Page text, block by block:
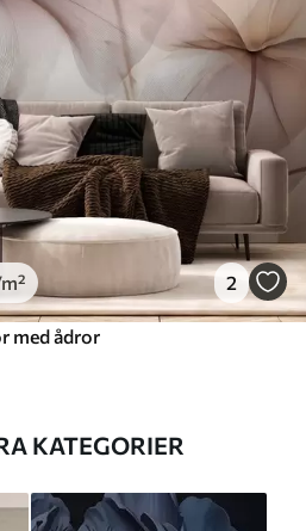
2
med ådror
KATEGORIER